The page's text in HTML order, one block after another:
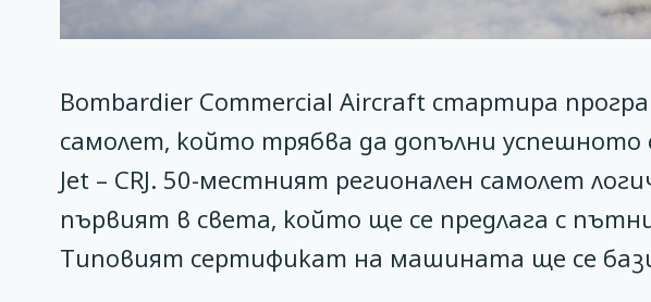
Bombardier Commercial Aircraft стартира
самолет, който трябва да допълни успешното
Jet – CRJ. 50-местният регионален самолет
първият в света, който ще се предлага с
Типовият сертификат на машината ще се